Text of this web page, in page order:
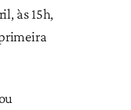
às 15h,